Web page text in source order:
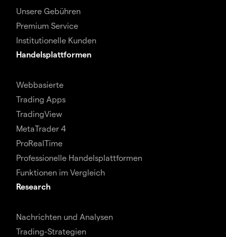
Unsere Gebühren
Premium Service
Institutionelle Kunden
Handelsplattformen
Webbasierte
Trading Apps
TradingView
MetaTrader 4
ProRealTime
Professionelle Handelsplattformen
Funktionen im Vergleich
Research
Nachrichten und Analysen
Trading-Strategien